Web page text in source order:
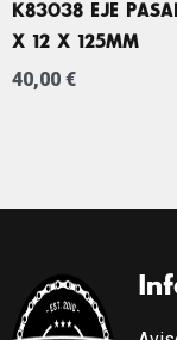
K83038 EJE
X 12 X 125MM
40,00 €